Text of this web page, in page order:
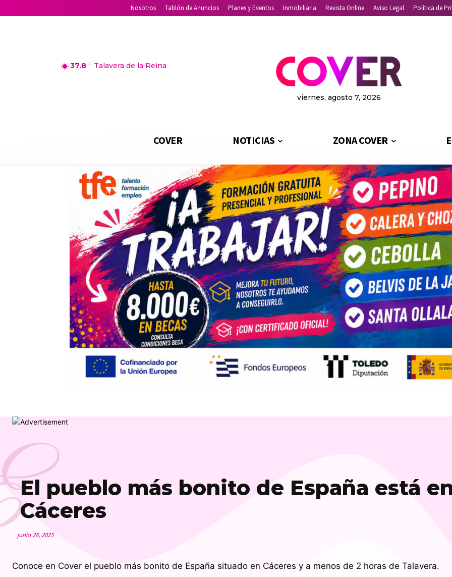
Nosotros Tablón de Anuncios Planes y Eventos Inmobiliaria Revista Online Aviso Legal Política de
37.8 C Talavera de la Reina
viernes, agosto 7, 2026
COVER NOTICIAS ZONA COVER
El pueblo más bonito de España está
Cáceres
junio 28, 2025
Conoce en Cover el pueblo más bonito de España situado en Cáceres y a menos de 2 horas de Talavera.